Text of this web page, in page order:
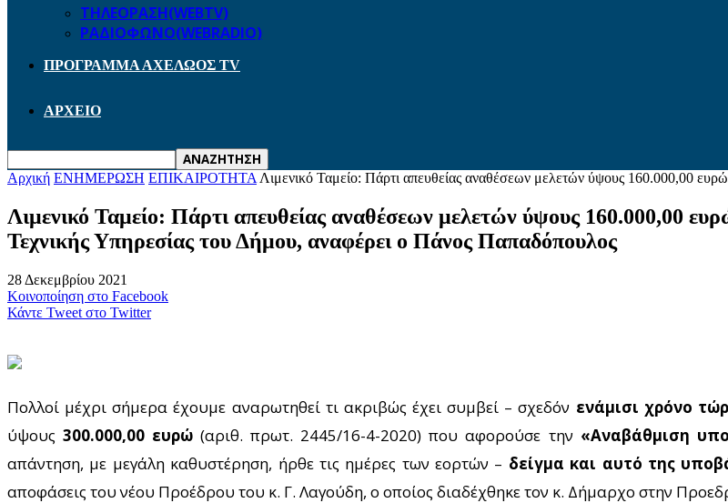
ΤΗΛΕΟΡΑΣΗ(WEBTV)
ΡΑΔΙΟΦΩΝΟ(WEBRADIO)
ΠΡΟΓΡΑΜΜΑ ΑΧΕΛΩΟΣ TV
ΑΡΧΕΙΟ
Αρχική ΕΝΗΜΕΡΩΣΗ ΕΠΙΚΑΙΡΟΤΗΤΑ Λιμενικό Ταμείο: Πάρτι απευθείας αναθέσεων μελετών ύψους 160.000,00
Λιμενικό Ταμείο: Πάρτι απευθείας αναθέσεων μελετών ύψους 160.000,00
Τεχνικής Υπηρεσίας του Δήμου, αναφέρει ο Πάνος Παπαδόπουλος
28 Δεκεμβρίου 2021
Κοινοποίηση στο Facebook
Κάντε Tweet στο Twitter
Πολλοί μέχρι σήμερα έχουμε αναρωτηθεί τι ακριβώς έχει συμβεί – σχεδόν ενάμισι χρόνο
ύψους300.000,00 ευρώ (αριθ. πρωτ. 2445/16-4-2020) που αφορούσε την «Αναβάθμιση
απάντηση, με μεγάλη καθυστέρηση, ήρθε τις ημέρες των εορτών – δείγμα και αυτό της
αποφάσεις του νέου Προέδρου του κ. Γ. Λαγούδη, ο οποίος διαδέχθηκε τον κ. Δήμαρχο στην